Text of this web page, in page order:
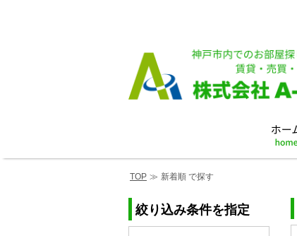
TOP ≫ 新着順 で探す
絞り込み条件を指定